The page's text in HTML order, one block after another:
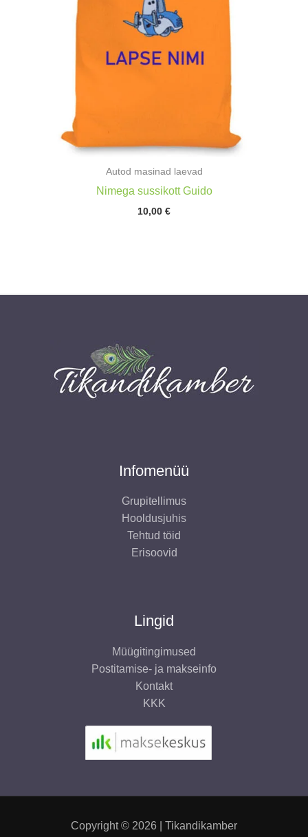
Autod masinad laevad
Nimega sussikott Guido
10,00 €
Infomenüü
Grupitellimus
Hooldusjuhis
Tehtud töid
Erisoovid
Lingid
Müügitingimused
Postitamise- ja makseinfo
Kontakt
KKK
Copyright © 2026 | Tikandikamber